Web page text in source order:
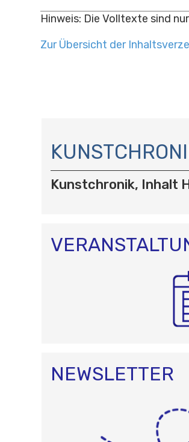
Hinweis: Die Volltexte sind
Zur Übersicht der
A
V
I
G
O
N
Kunstchronik, Inhalt
NEWSLETTER